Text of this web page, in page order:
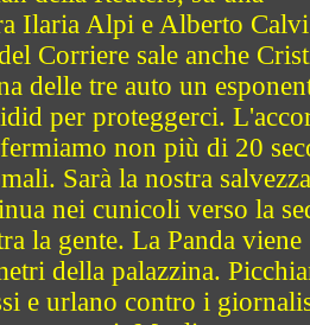
Ilaria Alpi e Alberto
Corriere sale anche
delle tre auto un
per proteggerci.
non più di 20
Sarà la nostra
nei cunicoli verso la
la gente. La Panda viene
della palazzina.
e urlano contro i